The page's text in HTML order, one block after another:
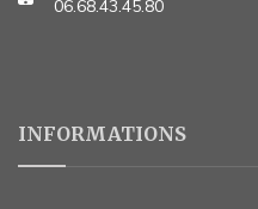
06.68.43.45.80
INFORMATIONS